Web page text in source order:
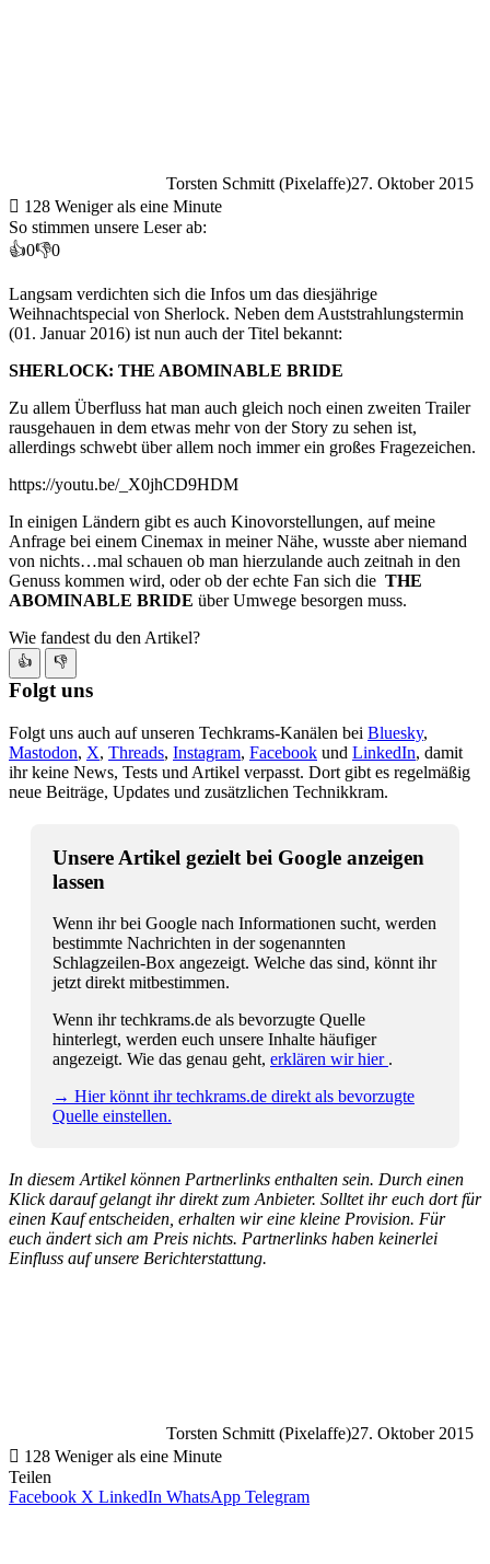
Torsten Schmitt (Pixelaffe)27. Oktober 2015
128 Weniger als eine Minute
So stimmen unsere Leser ab:
👍0👎0
Langsam verdichten sich die Infos um das diesjährige
Weihnachtspecial von Sherlock. Neben dem Auststrahlungstermin
(01. Januar 2016) ist nun auch der Titel bekannt:
SHERLOCK: THE ABOMINABLE BRIDE
Zu allem Überfluss hat man auch gleich noch einen zweiten Trailer
rausgehauen in dem etwas mehr von der Story zu sehen ist,
allerdings schwebt über allem noch immer ein großes Fragezeichen.
https://youtu.be/_X0jhCD9HDM
In einigen Ländern gibt es auch Kinovorstellungen, auf meine
Anfrage bei einem Cinemax in meiner Nähe, wusste aber niemand
von nichts…mal schauen ob man hierzulande auch zeitnah in den
Genuss kommen wird, oder ob der echte Fan sich die THE
ABOMINABLE BRIDE über Umwege besorgen muss.
Wie fandest du den Artikel?
👍 👎
Folgt uns
Folgt uns auch auf unseren Techkrams-Kanälen bei Bluesky,
Mastodon, X, Threads, Instagram, Facebook und LinkedIn, damit
ihr keine News, Tests und Artikel verpasst. Dort gibt es regelmäßig
neue Beiträge, Updates und zusätzlichen Technikkram.
Unsere Artikel gezielt bei Google anzeigen
lassen
Wenn ihr bei Google nach Informationen sucht, werden
bestimmte Nachrichten in der sogenannten
Schlagzeilen-Box angezeigt. Welche das sind, könnt ihr
jetzt direkt mitbestimmen.
Wenn ihr techkrams.de als bevorzugte Quelle
hinterlegt, werden euch unsere Inhalte häufiger
angezeigt. Wie das genau geht, erklären wir hier .
→ Hier könnt ihr techkrams.de direkt als bevorzugte
Quelle einstellen.
In diesem Artikel können Partnerlinks enthalten sein. Durch einen
Klick darauf gelangt ihr direkt zum Anbieter. Solltet ihr euch dort für
einen Kauf entscheiden, erhalten wir eine kleine Provision. Für
euch ändert sich am Preis nichts. Partnerlinks haben keinerlei
Einfluss auf unsere Berichterstattung.
Torsten Schmitt (Pixelaffe)27. Oktober 2015
128 Weniger als eine Minute
Teilen
Facebook X LinkedIn WhatsApp Telegram